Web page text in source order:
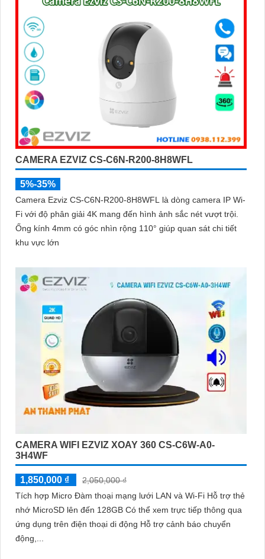
quan sát Wifi Không Dây CS-C6N-R105-1L3WF 3
CAMERA EZVIZ CS-C6N-R200-8H8WFL
5%-35%
Camera Ezviz CS-C6N-R200-8H8WFL là dòng camera IP Wi-
Fi với độ phân giải 4K mang đến hình ảnh sắc nét vượt trội.
Ống kính 4mm có góc nhìn rộng 110° giúp quan sát chi tiết
khu vực lớn
CAMERA WIFI EZVIZ XOAY 360 CS-C6W-A0-
3H4WF
1,850,000 ₫
2,050,000 ₫
Tích hợp Micro Đàm thoại mạng lưới LAN và Wi-Fi Hỗ trợ thẻ
nhớ MicroSD lên đến 128GB Có thể xem trực tiếp thông qua
ứng dụng trên điện thoại di động Hỗ trợ cảnh báo chuyển
động,...